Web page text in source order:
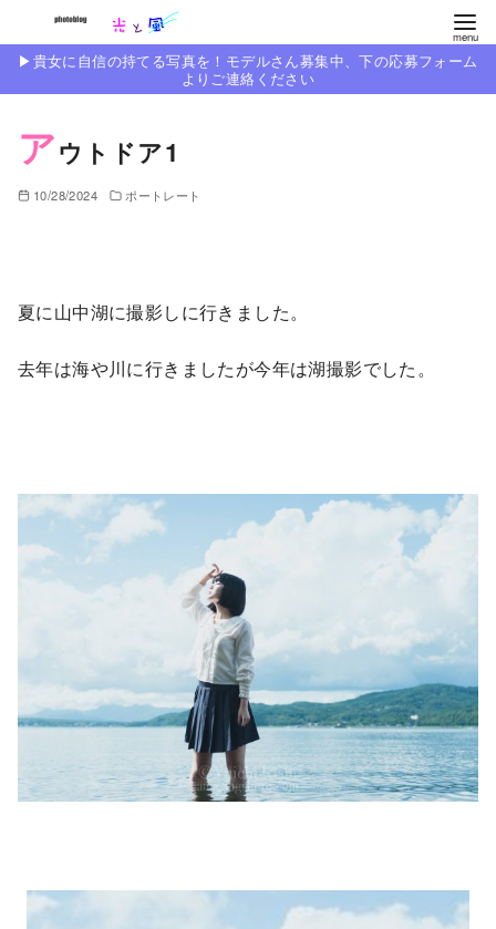
ン
▶︎貴女に自信の持てる写真を！モデルさん募集中、下の応募フォーム
よりご連絡ください
アウトドア1
10/28/2024 ポートレート
夏に山中湖に撮影しに行きました。
去年は海や川に行きましたが今年は湖撮影でした。